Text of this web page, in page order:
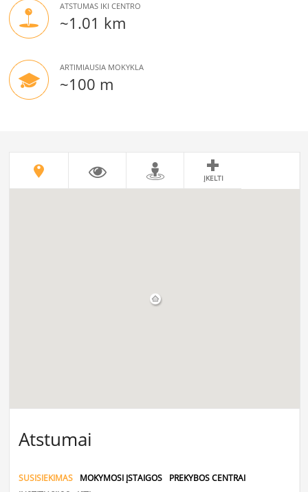
ATSTUMAS IKI CENTRO
~1.01 km
ARTIMIAUSIA MOKYKLA
~100 m
ĮKELTI
Atstumai
SUSISIEKIMAS MOKYMOSI ĮSTAIGOS
PREKYBOS CENTRAI